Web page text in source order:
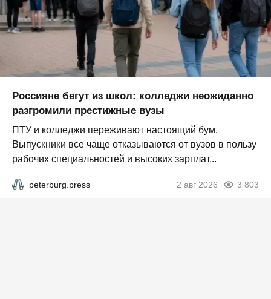
Россияне бегут из школ: колледжи неожиданно
разгромили престижные вузы
ПТУ и колледжи переживают настоящий бум.
Выпускники все чаще отказываются от вузов в пользу
рабочих специальностей и высоких зарплат...
peterburg.press 2 авг 2026 3 803